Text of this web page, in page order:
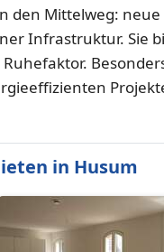
den Mittelweg:
Infrastruktur. Sie
in Husum